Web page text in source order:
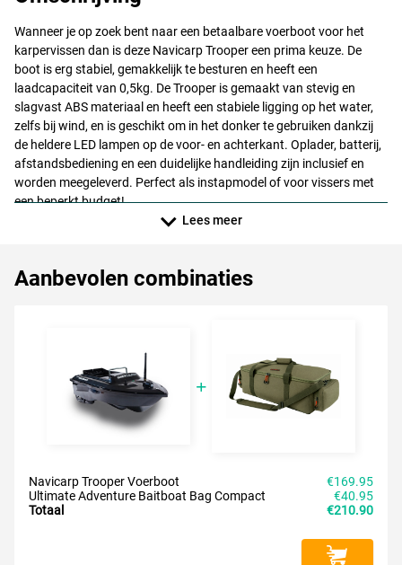
Wanneer je op zoek bent naar een betaalbare voerboot voor het
karpervissen dan is deze Navicarp Trooper een prima keuze. De
boot is erg stabiel, gemakkelijk te besturen en heeft een
laadcapaciteit van 0,5kg. De Trooper is gemaakt van stevig en
slagvast ABS materiaal en heeft een stabiele ligging op het water,
zelfs bij wind, en is geschikt om in het donker te gebruiken dankzij
de heldere LED lampen op de voor- en achterkant. Oplader, batterij,
afstandsbediening en een duidelijke handleiding zijn inclusief en
worden meegeleverd. Perfect als instapmodel of voor vissers met
een beperkt budget!
Lees meer
Aanbevolen combinaties
Navicarp Trooper Voerboot
€169.95
Ultimate Adventure Baitboat Bag Compact
€40.95
Totaal
€210.90